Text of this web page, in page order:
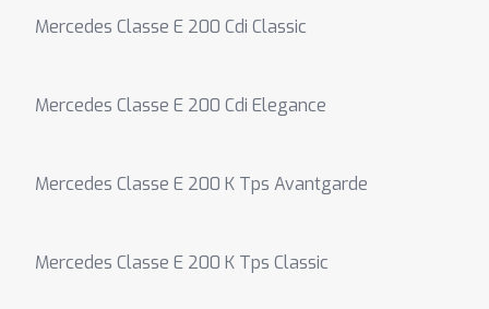
Mercedes Classe E 200 Cdi Classic
Mercedes Classe E 200 Cdi Elegance
Mercedes Classe E 200 K Tps Avantgarde
Mercedes Classe E 200 K Tps Classic